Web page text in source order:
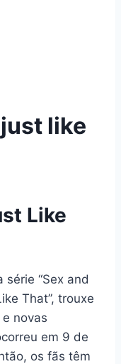
like
Like
“Sex and
That”, trouxe
novas
em 9 de
os fãs têm